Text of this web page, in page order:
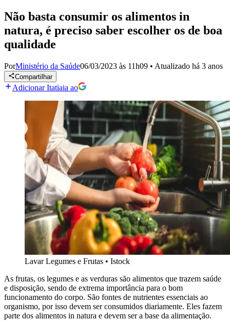
Não basta consumir os alimentos in
natura, é preciso saber escolher os de boa
qualidade
PorMinistério da Saúde06/03/2023 às 11h09 • Atualizado há 3 anos
Compartilhar
Adicionar Itatiaia ao
Lavar Legumes e Frutas • Istock
As frutas, os legumes e as verduras são alimentos que trazem saúde
e disposição, sendo de extrema importância para o bom
funcionamento do corpo. São fontes de nutrientes essenciais ao
organismo, por isso devem ser consumidos diariamente. Eles fazem
parte dos alimentos in natura e devem ser a base da alimentação.